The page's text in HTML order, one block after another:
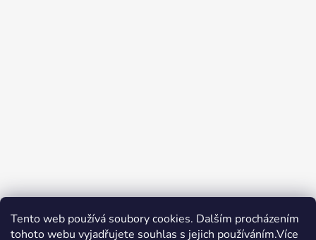
Tento web používá soubory cookies. Dalším procházením
tohoto webu vyjadřujete souhlas s jejich používáním.Více